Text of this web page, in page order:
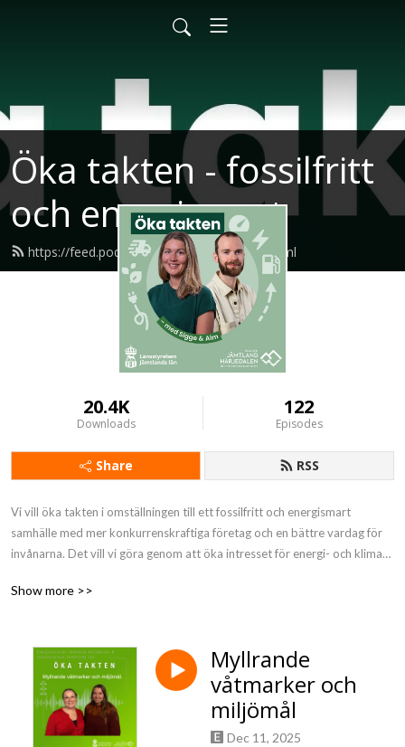
Öka takten - fossilfritt
och energismart
https://feed.podbean.com/okatakten/feed.xml
20.4K
Downloads
122
Episodes
Share RSS
Vi vill öka takten i omställningen till ett fossilfritt och energismart
samhälle med mer konkurrenskraftiga företag och en bättre vardag för
invånarna. Det vill vi göra genom att öka intresset för energi- och klimat,
Region Jämtland Härjedalen och Länsstyrelsen Jämtlands län.
Show more >>
Myllrande
våtmarker och
miljömål
Dec 11, 2025